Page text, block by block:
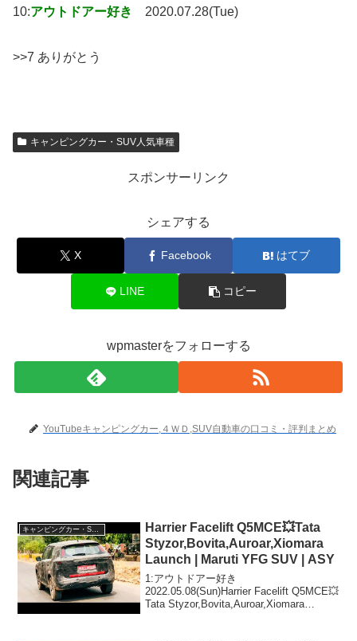
10:アウトドアー好き 2020.07.28(Tue)
>>7 ありがとう
キャンピングカー・SUV人気車種
スポンサーリンク
シェアする
X Facebook はてブ
LINE コピー
wpmasterをフォローする
YouTubeキャンピングカー,４ＷＤ,SUV自動車の口コミ・評判まとめ
関連記事
キャンピングカー・SUV人気車種
Harrier Facelift Q5MCE💥Tata
Styzor,Bovita,Auroar,Xiomara
Launch | Maruti YFG SUV | ASY
1:アウトドアー好き
2022.05.08(Sun)Harrier Facelift Q5MCE💥
Tata Styzor,Bovita,Auroar,Xiomara